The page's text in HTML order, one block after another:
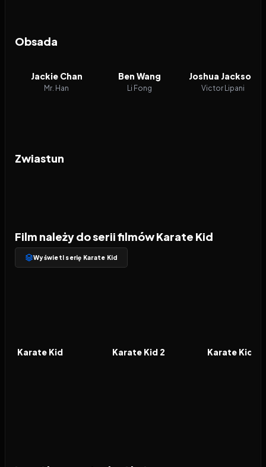
Obsada
Jackie Chan
Mr. Han
Ben Wang
Li Fong
Joshua Jackson
Victor Lipani
Zwiastun
Film należy do serii filmów Karate Kid
Wyświetl serię Karate Kid
FILM
Karate Kid FILM
Karate Kid 2 FILM
Karate Kid 3